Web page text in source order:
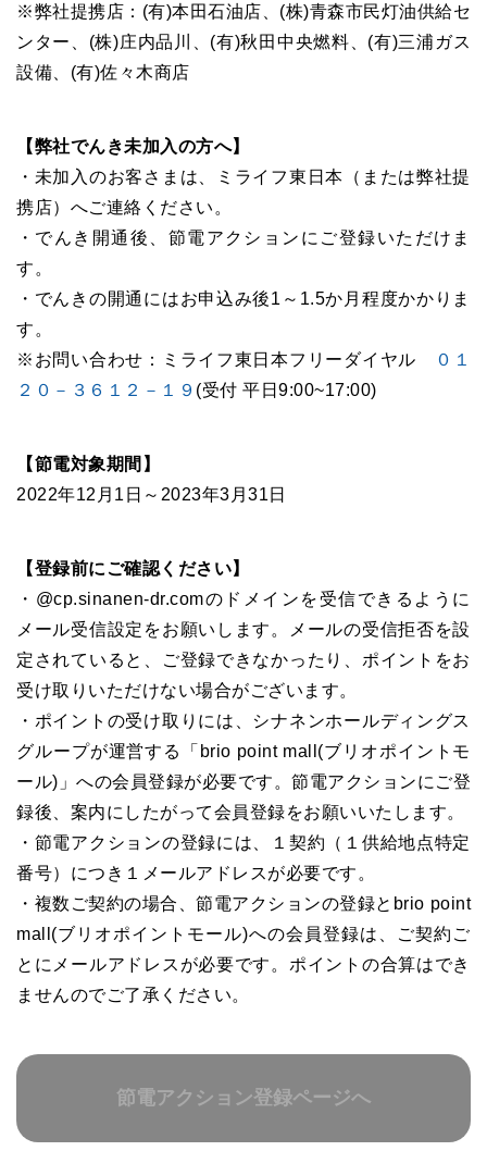
※弊社提携店：(有)本田石油店、(株)青森市民灯油供給セ
ンター、(株)庄内品川、(有)秋田中央燃料、(有)三浦ガス
設備、(有)佐々木商店
【弊社でんき未加入の方へ】
・未加入のお客さまは、ミライフ東日本（または弊社提
携店）へご連絡ください。
・でんき開通後、節電アクションにご登録いただけま
す。
・でんきの開通にはお申込み後1～1.5か月程度かかりま
す。
※お問い合わせ：ミライフ東日本フリーダイヤル
０１
２０－３６１２－１９ (受付 平日9:00~17:00)
【節電対象期間】
2022年12月1日～2023年3月31日
【登録前にご確認ください】
・@cp.sinanen-dr.comのドメインを受信できるように
メール受信設定をお願いします。メールの受信拒否を設
定されていると、ご登録できなかったり、ポイントをお
受け取りいただけない場合がございます。
・ポイントの受け取りには、シナネンホールディングス
グループが運営する「brio point mall(ブリオポイントモ
ール)」への会員登録が必要です。節電アクションにご登
録後、案内にしたがって会員登録をお願いいたします。
・節電アクションの登録には、１契約（１供給地点特定
番号）につき１メールアドレスが必要です。
・複数ご契約の場合、節電アクションの登録とbrio point
mall(ブリオポイントモール)への会員登録は、ご契約ご
とにメールアドレスが必要です。ポイントの合算はでき
ませんのでご了承ください。
節電アクション登録ページへ